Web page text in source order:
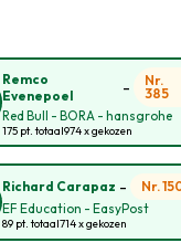
Remco
Evenepoel
-
Nr.
385
Red Bull - BORA - hansgrohe
175 pt. totaal974 x gekozen
Richard Carapaz -
Nr.
EF Education - EasyPost
89 pt. totaal714 x gekozen